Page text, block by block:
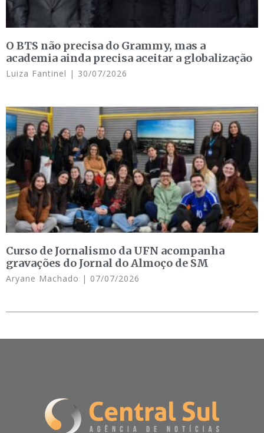
O BTS não precisa do Grammy, mas a
academia ainda precisa aceitar a globalização
Luiza Fantinel 30/07/2026
Curso de Jornalismo da UFN acompanha
gravações do Jornal do Almoço de SM
Aryane Machado 07/07/2026